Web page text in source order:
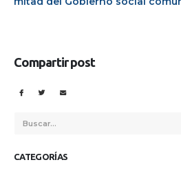
Compartir post
CATEGORÍAS